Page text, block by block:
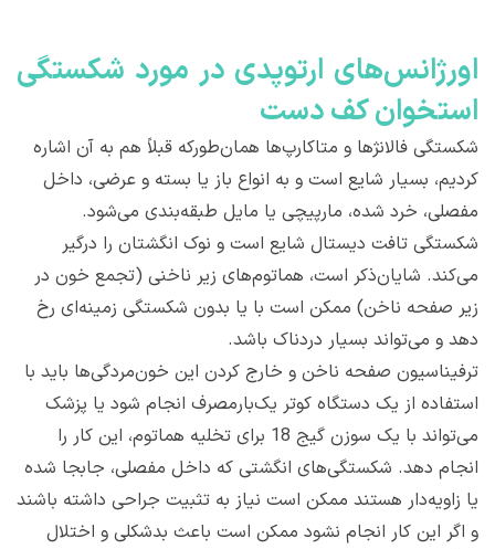
اورژانس‌های ارتوپدی در مورد شکستگی
استخوان کف دست
شکستگی فالانژها و متاکارپ‌ها همان‌طورکه قبلاً هم به آن اشاره
کردیم، بسیار شایع است و به انواع باز یا بسته و عرضی، داخل
مفصلی، خرد شده، مارپیچی یا مایل طبقه‌بندی می‌شود.
شکستگی تافت دیستال شایع است و نوک انگشتان را درگیر
می‌کند. شایان‌ذکر است، هماتوم‌های زیر ناخنی (تجمع خون در
زیر صفحه ناخن) ممکن است با یا بدون شکستگی زمینه‌ای رخ
دهد و می‌تواند بسیار دردناک باشد.
ترفیناسیون صفحه ناخن و خارج کردن این خون‌مردگی‌ها باید با
استفاده از یک دستگاه کوتر یک‌بارمصرف انجام شود یا پزشک
می‌تواند با یک سوزن گیج 18 برای تخلیه هماتوم، این کار را
انجام دهد. شکستگی‌های انگشتی که داخل مفصلی، جابجا شده
یا زاویه‌دار هستند ممکن است نیاز به تثبیت جراحی داشته باشند
و اگر این کار انجام نشود ممکن است باعث بدشکلی و اختلال